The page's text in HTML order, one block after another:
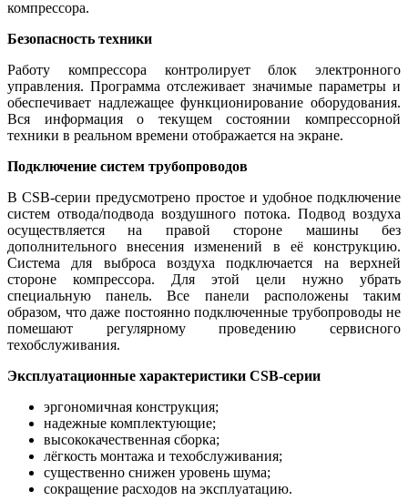
компрессора.
Безопасность техники
Работу компрессора контролирует блок электронного
управления. Программа отслеживает значимые параметры и
обеспечивает надлежащее функционирование оборудования.
Вся информация о текущем состоянии компрессорной
техники в реальном времени отображается на экране.
Подключение систем трубопроводов
В CSB-серии предусмотрено простое и удобное подключение
систем отвода/подвода воздушного потока. Подвод воздуха
осуществляется на правой стороне машины без
дополнительного внесения изменений в её конструкцию.
Система для выброса воздуха подключается на верхней
стороне компрессора. Для этой цели нужно убрать
специальную панель. Все панели расположены таким
образом, что даже постоянно подключенные трубопроводы не
помешают регулярному проведению сервисного
техобслуживания.
Эксплуатационные характеристики CSB-серии
эргономичная конструкция;
надежные комплектующие;
высококачественная сборка;
лёгкость монтажа и техобслуживания;
существенно снижен уровень шума;
сокращение расходов на эксплуатацию.